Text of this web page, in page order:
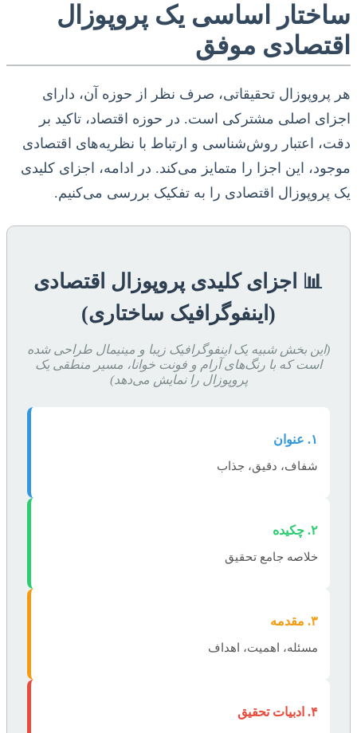
ساختار اساسی یک پروپوزال
اقتصادی موفق
هر پروپوزال تحقیقاتی، صرف نظر از حوزه آن، دارای
اجزای اصلی مشترکی است. در حوزه اقتصاد، تاکید بر
دقت، اعتبار روش‌شناسی و ارتباط با نظریه‌های اقتصادی
موجود، این اجزا را متمایز می‌کند. در ادامه، اجزای کلیدی
یک پروپوزال اقتصادی را به تفکیک بررسی می‌کنیم.
📊 اجزای کلیدی پروپوزال اقتصادی
(اینفوگرافیک ساختاری)
(این بخش شبیه یک اینفوگرافیک زیبا و مینیمال طراحی شده
است که با رنگ‌های آرام و فونت خوانا، مسیر منطقی یک
پروپوزال را نمایش می‌دهد)
۱. عنوان
شفاف، دقیق، جذاب
۲. چکیده
خلاصه جامع تحقیق
۳. مقدمه
مسئله، اهمیت، اهداف
۴. ادبیات تحقیق